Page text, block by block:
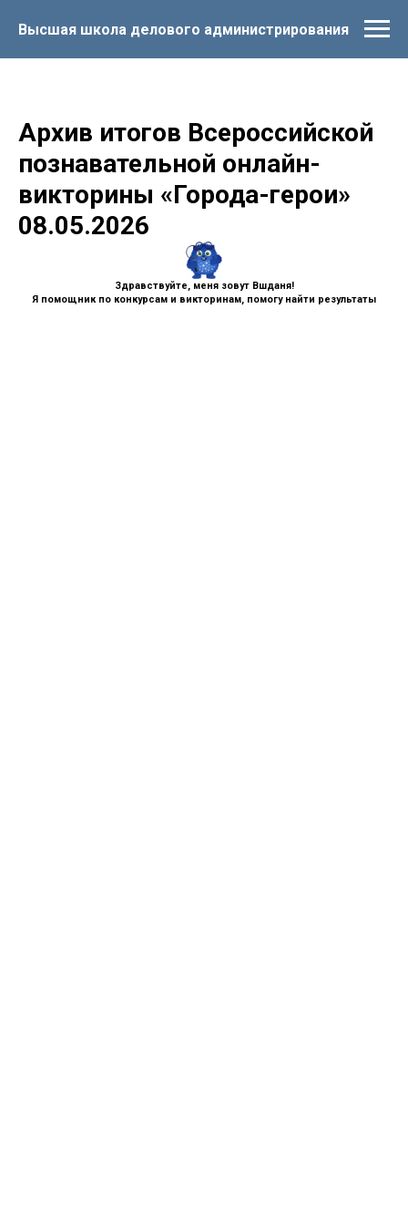
Высшая школа делового администрирования
Архив итогов Всероссийской
познавательной онлайн-
викторины «Города-герои»
08.05.2026
Здравствуйте, меня зовут Вшданя!
Я помощник по конкурсам и викторинам, помогу найти результаты